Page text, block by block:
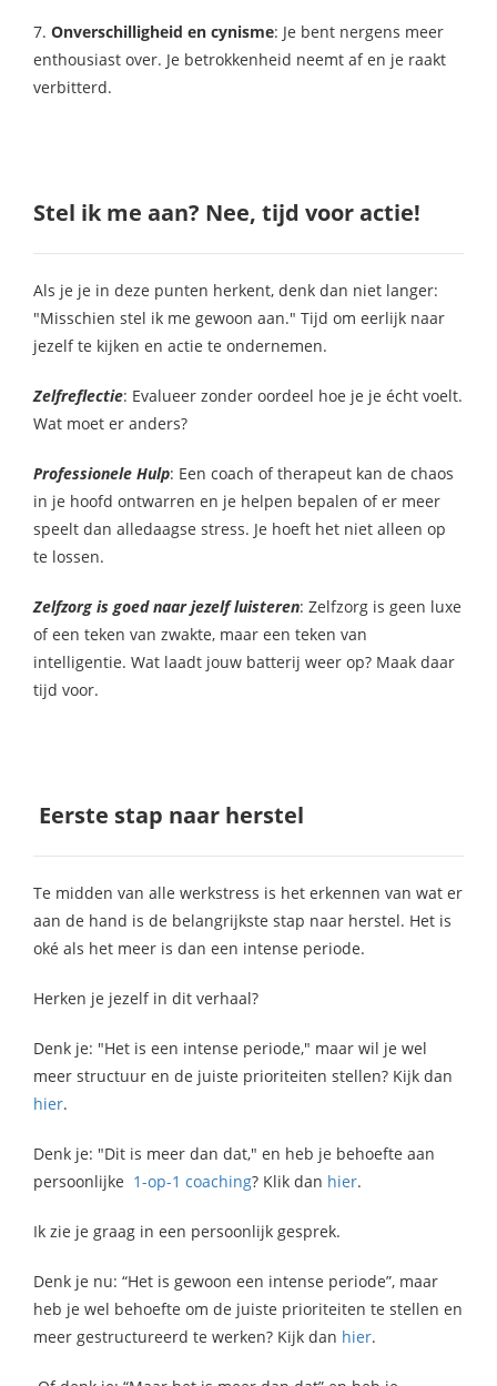
7. Onverschilligheid en cynisme: Je bent nergens meer
enthousiast over. Je betrokkenheid neemt af en je raakt
verbitterd.
Stel ik me aan? Nee, tijd voor actie!
Als je je in deze punten herkent, denk dan niet langer:
"Misschien stel ik me gewoon aan." Tijd om eerlijk naar
jezelf te kijken en actie te ondernemen.
Zelfreflectie: Evalueer zonder oordeel hoe je je écht voelt.
Wat moet er anders?
Professionele Hulp: Een coach of therapeut kan de chaos
in je hoofd ontwarren en je helpen bepalen of er meer
speelt dan alledaagse stress. Je hoeft het niet alleen op
te lossen.
Zelfzorg is goed naar jezelf luisteren: Zelfzorg is geen luxe
of een teken van zwakte, maar een teken van
intelligentie. Wat laadt jouw batterij weer op? Maak daar
tijd voor.
Eerste stap naar herstel
Te midden van alle werkstress is het erkennen van wat er
aan de hand is de belangrijkste stap naar herstel. Het is
oké als het meer is dan een intense periode.
Herken je jezelf in dit verhaal?
Denk je: "Het is een intense periode," maar wil je wel
meer structuur en de juiste prioriteiten stellen? Kijk dan
hier.
Denk je: "Dit is meer dan dat," en heb je behoefte aan
persoonlijke 1-op-1 coaching? Klik dan hier.
Ik zie je graag in een persoonlijk gesprek.
Denk je nu: “Het is gewoon een intense periode”, maar
heb je wel behoefte om de juiste prioriteiten te stellen en
meer gestructureerd te werken? Kijk dan hier.